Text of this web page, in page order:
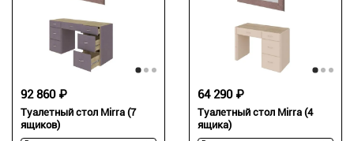
Туалетный стол Mirra (7
ящиков)
92 860 ₽
Туалетный стол Mirra (4
ящика)
64 290 ₽